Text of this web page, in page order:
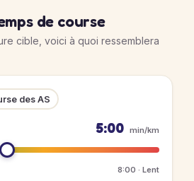
de course
cible, voici à quoi ressemblera
des AS
5:00 min/km
8:00 · Lent